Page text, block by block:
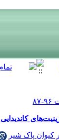
کیوان پاک شیر